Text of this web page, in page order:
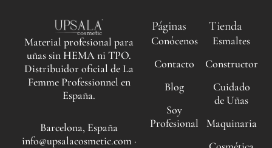
Material profesional para
uñas sin HEMA ni TPO.
Distribuidor oficial de La
Femme Professionnel en
España.
Barcelona, España
info@upsalacosmetic.com ·
Páginas
Conócenos
Contacto
Blog
Soy
Profesional
Tienda
Esmaltes
Constructor
Cuidado
de Uñas
Maquinaria